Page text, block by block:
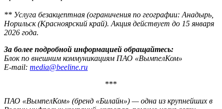
** Услуга безакцептная (ограничения по географии: Анадырь,
Норильск (Красноярский край). Акция действует до 15 января
2026 года.
За более подробной информацией обращайтесь:
Блок по внешним коммуникациям ПАО «ВымпелКом»
E-mail: media@beeline.ru
***
ПАО «ВымпелКом» (бренд «Билайн») — одна из крупнейших в